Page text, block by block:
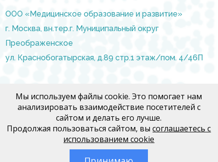
ООО «Медицинское образование и развитие»
г. Москва, вн.тер.г. Муниципальный округ
Преображенское
ул. Краснобогатырская, д.89 стр.1 этаж/пом. 4/46П
Договор Медфорум
Договор Медконгресс
Мы используем файлы cookie. Это помогает нам
анализировать взаимодействие посетителей с
сайтом и делать его лучше.
Продолжая пользоваться сайтом, высоглашаетесь с
использованием cookie